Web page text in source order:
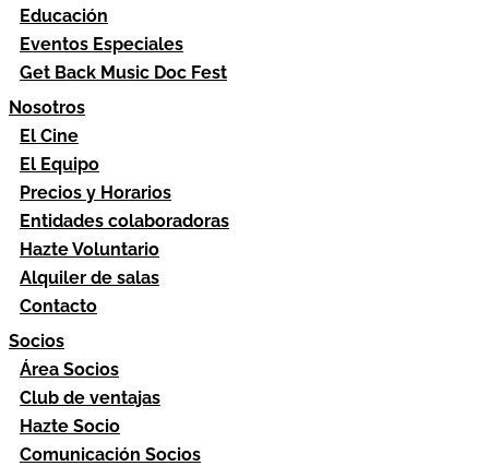
Educación
Eventos Especiales
Get Back Music Doc Fest
Nosotros
El Cine
El Equipo
Precios y Horarios
Entidades colaboradoras
Hazte Voluntario
Alquiler de salas
Contacto
Socios
Área Socios
Club de ventajas
Hazte Socio
Comunicación Socios